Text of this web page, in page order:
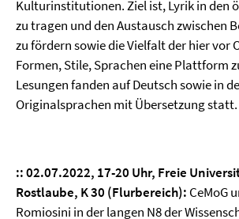
Kulturinstitutionen. Ziel ist, Lyrik in den
zu tragen und den Austausch zwischen
zu fördern sowie die Vielfalt der hier vor
Formen, Stile, Sprachen eine Plattform
Lesungen fanden auf Deutsch sowie in
Originalsprachen mit Übersetzung statt.
::02.07.2022, 17-20 Uhr, Freie
Rostlaube, K 30 (Flurbereich): CeMoG
Romiosini in der langen N8 der